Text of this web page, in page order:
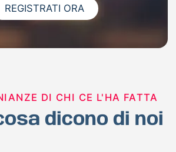
REGISTRATI ORA
DI CHI CE L'HA FATTA
dicono di noi